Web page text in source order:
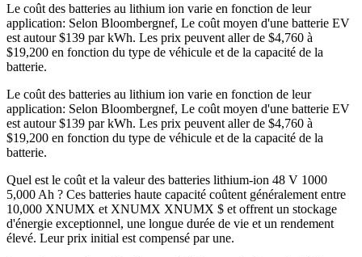
Le coût des batteries au lithium ion varie en fonction de leur
application: Selon Bloombergnef, Le coût moyen d'une batterie EV
est autour $139 par kWh. Les prix peuvent aller de $4,760 à
$19,200 en fonction du type de véhicule et de la capacité de la
batterie.
Le coût des batteries au lithium ion varie en fonction de leur
application: Selon Bloombergnef, Le coût moyen d'une batterie EV
est autour $139 par kWh. Les prix peuvent aller de $4,760 à
$19,200 en fonction du type de véhicule et de la capacité de la
batterie.
Quel est le coût et la valeur des batteries lithium-ion 48 V 1000
5,000 Ah ? Ces batteries haute capacité coûtent généralement entre
10,000 XNUMX et XNUMX XNUMX $ et offrent un stockage
d'énergie exceptionnel, une longue durée de vie et un rendement
élevé. Leur prix initial est compensé par une.